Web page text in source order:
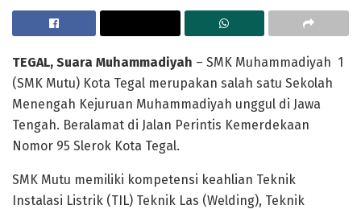
TEGAL, Suara Muhammadiyah – SMK Muhammadiyah 1
(SMK Mutu) Kota Tegal merupakan salah satu Sekolah
Menengah Kejuruan Muhammadiyah unggul di Jawa
Tengah. Beralamat di Jalan Perintis Kemerdekaan
Nomor 95 Slerok Kota Tegal.
SMK Mutu memiliki kompetensi keahlian Teknik
Instalasi Listrik (TIL) Teknik Las (Welding), Teknik